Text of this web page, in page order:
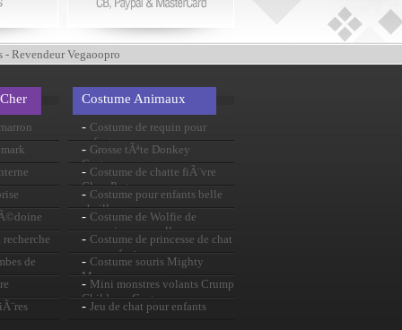
Revendeur Vegaoopro
de
Costume Animaux
- Costume de requin pour
enfants
- Grosse tÃªte Donkey
Costume
- Costume de chatte fiÃ¨vre
Glam Party
- Costume pour enfants belle
abeille
- Costume de Wolfie de
mauvaises nouvelles
- Costume de princesse de chat
pour enfants
- Costume souris Mighty
Mouse
- Mini monstres volants Crump
Childrens Costume
- Jeu de chat pour enfants